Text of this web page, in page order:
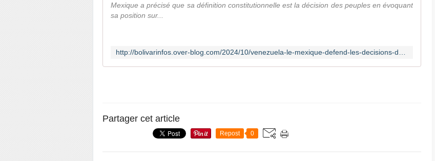
Mexique a précisé que sa définition constitutionnelle est la décision des peuples en évoquant
sa position sur...
Partager cet article
Repost 0